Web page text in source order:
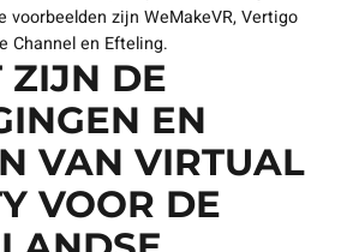
bedrijven zijn actief betrokken
entertainmentwereld, waaronder
ontwikkelaars, filmproductiebedrijven en
voorbeelden zijn WeMakeVR, Vertigo
Channel en Efteling.
DE